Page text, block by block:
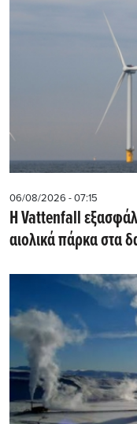
06/08/2026 - 07:15
Η Vattenfall
αιολικά πάρκα στα